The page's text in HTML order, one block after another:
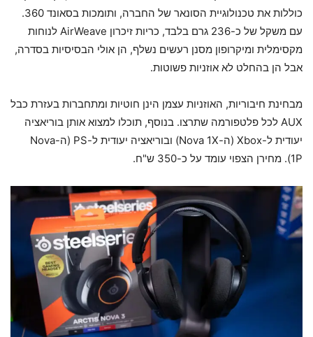
כוללות את טכנולוגיית הסונאר של החברה, ותומכות בסאונד 360.
עם משקל של כ-236 גרם בלבד, כריות זיכרון AirWeave לנוחות
מקסימלית ומיקרופון מסנן רעשים נשלף, הן אולי הבסיסיות בסדרה,
אבל הן בהחלט לא אוזניות פשוטות.
מבחינת חיבוריות, האוזניות עצמן הינן חוטיות ומתחברות בעזרת כבל
AUX לכל פלטפורמה שתרצו. בנוסף, תוכלו למצוא אותן בוריאציה
יעודית ל-Xbox (ה-Nova 1X) ובוריאציה יעודית ל-PS (ה-Nova
1P). מחירן הצפוי עומד על כ-350 ש"ח.